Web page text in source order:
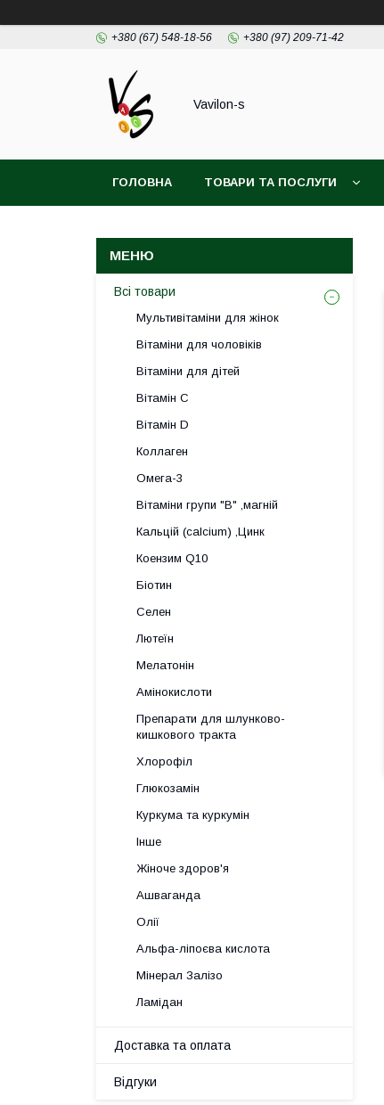
+380 (67) 548-18-56 +380 (97) 209-71-42
Vavilon-s
ГОЛОВНА ТОВАРИ ТА ПОСЛУГИ
Всі товари
Мультивітаміни для жінок
Вітаміни для чоловіків
Вітаміни для дітей
Вітамін С
Вітамін D
Коллаген
Омега-3
Вітаміни групи "В" ,магній
Кальцій (calcium) ,Цинк
Коензим Q10
Біотин
Селен
Лютеїн
Мелатонін
Амінокислоти
Препарати для шлунково-
кишкового тракта
Хлорофіл
Глюкозамін
Куркума та куркумін
Інше
Жіноче здоров'я
Ашваганда
Олії
Альфа-ліпоєва кислота
Мінерал Залізо
Ламідан
Доставка та оплата
Відгуки